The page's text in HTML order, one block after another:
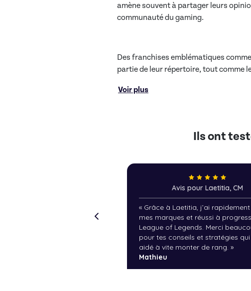
amène souvent à partager leurs
communauté du gaming.
Des franchises emblématiques
partie de leur répertoire, tout comme
Voir plus
Ils ont
Avis pour Laetitia, CM
« Grâce à Laetitia, j’ai
mes marques et réussi à
League of Legends. Merci
pour tes conseils et stratégies qui
aidé à vite monter de rang. »
Mathieu